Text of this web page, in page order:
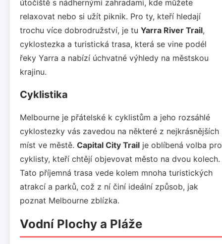
útočiště s nádhernými zahradami, kde můžete
relaxovat nebo si užít piknik. Pro ty, kteří hledají
trochu více dobrodružství, je tu Yarra River Trail,
cyklostezka a turistická trasa, která se vine podél
řeky Yarra a nabízí úchvatné výhledy na městskou
krajinu.
Cyklistika
Melbourne je přátelské k cyklistům a jeho rozsáhlé
cyklostezky vás zavedou na některé z nejkrásnějších
míst ve městě. Capital City Trail je oblíbená volba pro
cyklisty, kteří chtějí objevovat město na dvou kolech.
Tato příjemná trasa vede kolem mnoha turistických
atrakcí a parků, což z ní činí ideální způsob, jak
poznat Melbourne zblízka.
Vodní Plochy a Pláže